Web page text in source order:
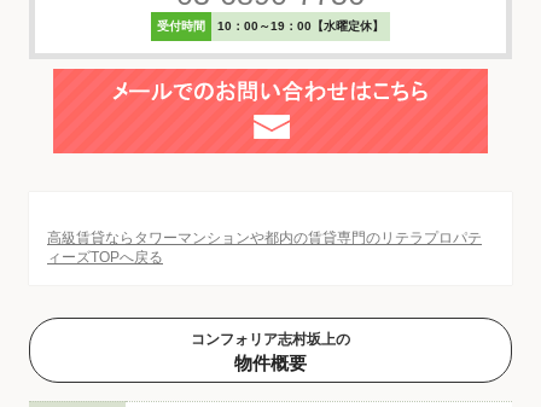
受付時間 10：00～19：00【水曜定休】
高級賃貸ならタワーマンションや都内の賃貸専門のリテラプロパテ
ィーズTOPへ戻る
コンフォリア志村坂上の
物件概要